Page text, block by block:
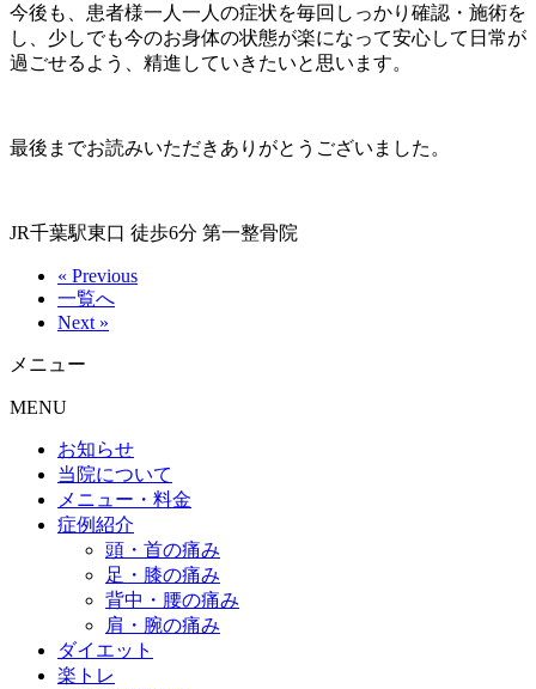
今後も、患者様一人一人の症状を毎回しっかり確認・施術を
し、少しでも今のお身体の状態が楽になって安心して日常が
過ごせるよう、精進していきたいと思います。
最後までお読みいただきありがとうございました。
JR千葉駅東口 徒歩6分 第一整骨院
« Previous
一覧へ
Next »
メニュー
MENU
お知らせ
当院について
メニュー・料金
症例紹介
頭・首の痛み
足・膝の痛み
背中・腰の痛み
肩・腕の痛み
ダイエット
楽トレ